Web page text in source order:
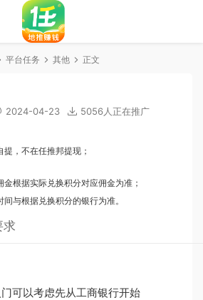
平台任务 其他 正文
2024-04-23 5056人正在推广
，不在任推邦提现；
根据实际兑换积分对应佣金为准；
与根据兑换积分的银行为准。
求
可以考虑先从工商银行开始